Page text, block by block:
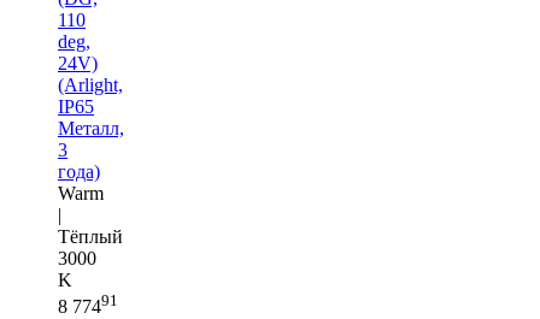
110
deg,
24V)
(Arlight,
IP65
Металл,
3
года)
Warm
|
Тёплый
3000
K
8 77491